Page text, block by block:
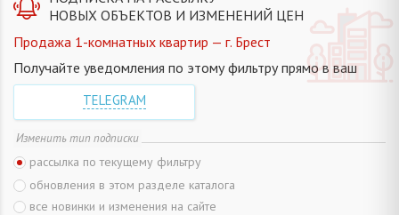
НОВЫХ ОБЪЕКТОВ И ИЗМЕНЕНИЙ ЦЕН
Продажа 1-комнатных квартир — г. Брест
Получайте уведомления по этому фильтру прямо в ваш
TELEGRAM
Изменить тип подписки
рассылка по текущему фильтру
обновления в этом разделе каталога
все новинки и изменения на сайте